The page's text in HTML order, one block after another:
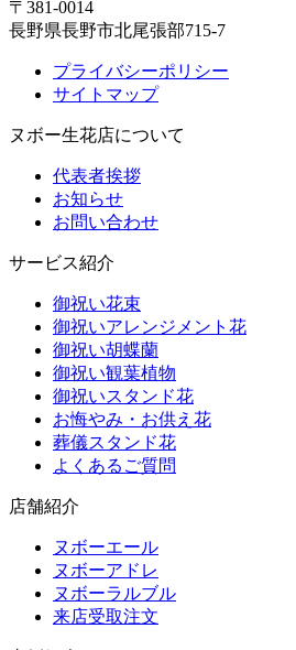
〒381-0014
長野県長野市北尾張部715-7
プライバシーポリシー
サイトマップ
ヌボー生花店について
代表者挨拶
お知らせ
お問い合わせ
サービス紹介
御祝い花束
御祝いアレンジメント花
御祝い胡蝶蘭
御祝い観葉植物
御祝いスタンド花
お悔やみ・お供え花
葬儀スタンド花
よくあるご質問
店舗紹介
ヌボーエール
ヌボーアドレ
ヌボーラルブル
来店受取注文